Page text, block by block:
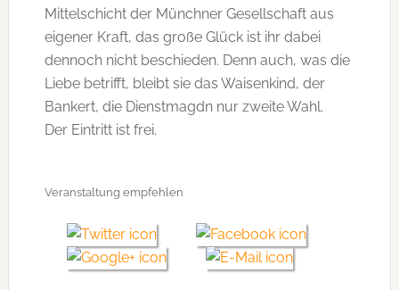
Mittelschicht der Münchner Gesellschaft aus
eigener Kraft, das große Glück ist ihr dabei
dennoch nicht beschieden. Denn auch, was die
Liebe betrifft, bleibt sie das Waisenkind, der
Bankert, die Dienstmagdn nur zweite Wahl.
Der Eintritt ist frei.
Veranstaltung empfehlen